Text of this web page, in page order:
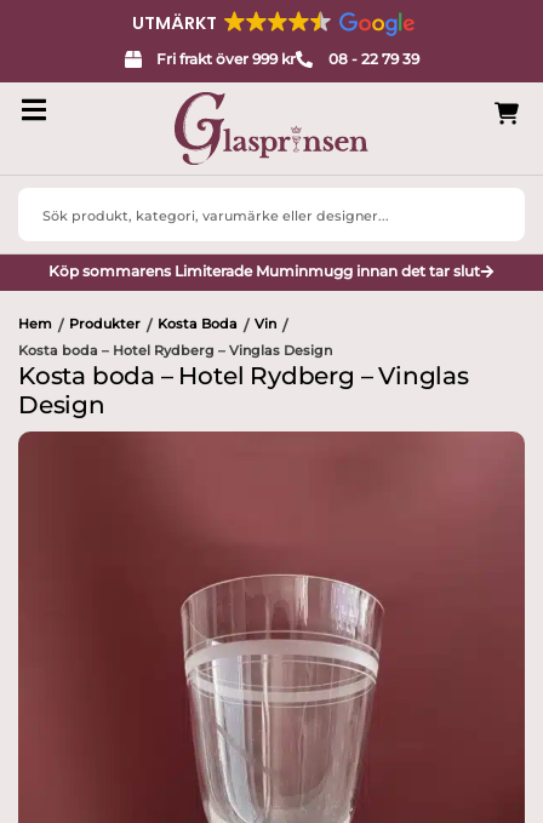
UTMÄRKT
Fri frakt över 999 kr 08 - 22 79 39
Search
Köp sommarens Limiterade Muminmugg innan det tar slut
Hem / Produkter / Kosta Boda / Vin /
Kosta boda – Hotel Rydberg – Vinglas Design
Kosta boda – Hotel Rydberg – Vinglas
Design